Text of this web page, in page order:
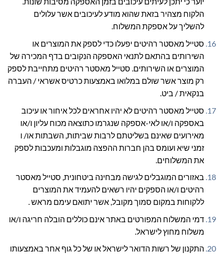
הלקוח מצהיר בזאת שהוא מודע לעיכובים אשר עלולים
להשליך על אספקת המשלוח.
סטייל מאסטר רהיטים יפעלו כדי לספק את המוצרים או
השירותים בהתאם לתנאי האספקה הנקובים בדף המכירה של
המוצרים או השירותים. סטייל מאסטר רהיטים מתחייבת לספק
רק מוצר אשר שולם במלואו באמצעות כרטיס אשראי / העברה
בנקאית / ביט.
סטייל מאסטר רהיטים לא יהיו אחראים לכל איחור או עיכוב
באספקה ו/או לאי-אספקה שנגרמו כתוצאה מכוח עליון ו/או
מאירועים שאינם בשליטתם לרבות שביתות, השבתות או/ ו
זמני שיא ועומס בהן חברות ההפצה מוגבלות ומעכבות לספק
את המשלוחים.
באזורים המוגבלים לגישה מבחינה ביטחונית, סטייל מאסטר
רהיטים ו/או הספקים יהיו רשאים להעמיד את המוצרים
ללקוחות במקום סמוך מקובל, אשר יתואם עימם מראש .
דמי המשלוח המפורטים באתר אינם כוללים הובלה חריגה ו/או
משלוח מחוץ לישראל.
התקנון של רשות הדואר לישראל או של כל גוף אחר באמצעותו